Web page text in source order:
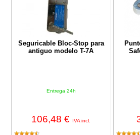
Seguricable Bloc-Stop para
antiguo modelo T-7A
Entrega 24h
106,48 € IVA incl.